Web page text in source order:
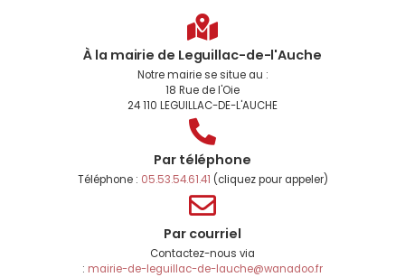
À la mairie de Leguillac-de-l'Auche
Notre mairie se situe au :
18 Rue de l'Oie
24 110 LEGUILLAC-DE-L'AUCHE
Par téléphone
Téléphone : 05.53.54.61.41 (cliquez pour appeler)
Par courriel
Contactez-nous via
: mairie-de-leguillac-de-lauche@wanadoo.fr